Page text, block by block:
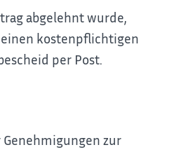
abgelehnt wurde,
kostenpflichtigen
per Post.
zur